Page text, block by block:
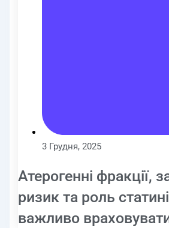
3 Грудня, 2025
Атерогенні фракції,
ризик та роль
важливо